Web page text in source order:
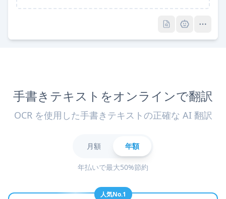
手書きテキストをオンラインで翻訳
OCR を使用した手書きテキストの正確な AI 翻訳
月額 年額
年払いで最大50%節約
人気No.1